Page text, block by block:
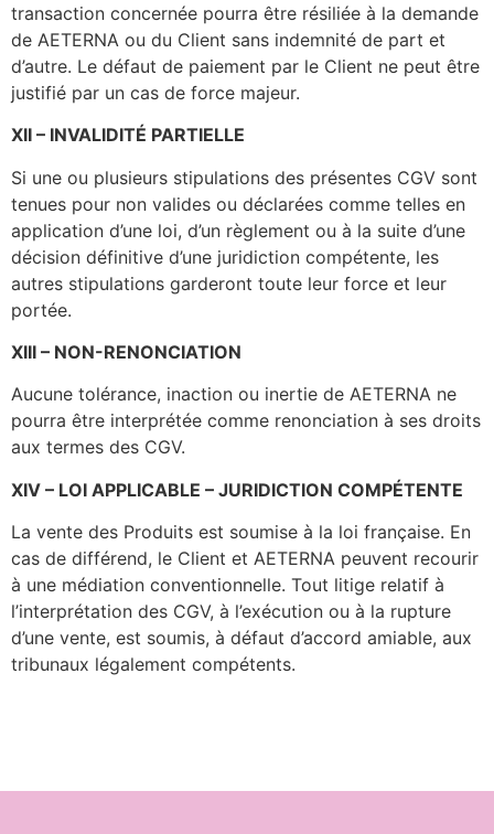
transaction concernée pourra être résiliée à la demande
de AETERNA ou du Client sans indemnité de part et
d’autre. Le défaut de paiement par le Client ne peut être
justifié par un cas de force majeur.
XII – INVALIDITÉ PARTIELLE
Si une ou plusieurs stipulations des présentes CGV sont
tenues pour non valides ou déclarées comme telles en
application d’une loi, d’un règlement ou à la suite d’une
décision définitive d’une juridiction compétente, les
autres stipulations garderont toute leur force et leur
portée.
XIII – NON-RENONCIATION
Aucune tolérance, inaction ou inertie de AETERNA ne
pourra être interprétée comme renonciation à ses droits
aux termes des CGV.
XIV – LOI APPLICABLE – JURIDICTION COMPÉTENTE
La vente des Produits est soumise à la loi française. En
cas de différend, le Client et AETERNA peuvent recourir
à une médiation conventionnelle. Tout litige relatif à
l’interprétation des CGV, à l’exécution ou à la rupture
d’une vente, est soumis, à défaut d’accord amiable, aux
tribunaux légalement compétents.